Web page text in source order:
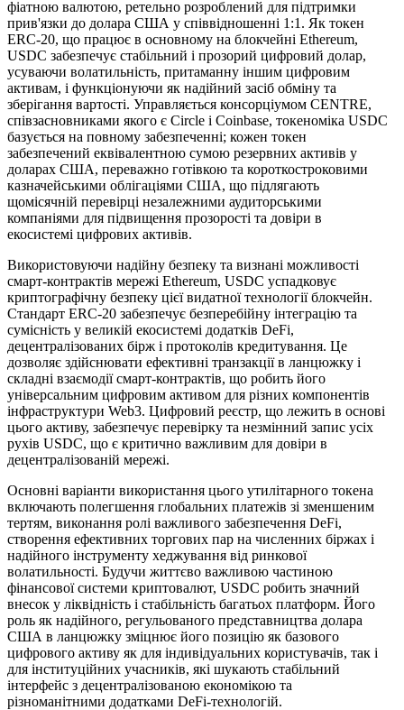
фіатною валютою, ретельно розроблений для підтримки
прив'язки до долара США у співвідношенні 1:1. Як токен
ERC-20, що працює в основному на блокчейні Ethereum,
USDC забезпечує стабільний і прозорий цифровий долар,
усуваючи волатильність, притаманну іншим цифровим
активам, і функціонуючи як надійний засіб обміну та
зберігання вартості. Управляється консорціумом CENTRE,
співзасновниками якого є Circle і Coinbase, токеноміка USDC
базується на повному забезпеченні; кожен токен
забезпечений еквівалентною сумою резервних активів у
доларах США, переважно готівкою та короткостроковими
казначейськими облігаціями США, що підлягають
щомісячній перевірці незалежними аудиторськими
компаніями для підвищення прозорості та довіри в
екосистемі цифрових активів.
Використовуючи надійну безпеку та визнані можливості
смарт-контрактів мережі Ethereum, USDC успадковує
криптографічну безпеку цієї видатної технології блокчейн.
Стандарт ERC-20 забезпечує безперебійну інтеграцію та
сумісність у великій екосистемі додатків DeFi,
децентралізованих бірж і протоколів кредитування. Це
дозволяє здійснювати ефективні транзакції в ланцюжку і
складні взаємодії смарт-контрактів, що робить його
універсальним цифровим активом для різних компонентів
інфраструктури Web3. Цифровий реєстр, що лежить в основі
цього активу, забезпечує перевірку та незмінний запис усіх
рухів USDC, що є критично важливим для довіри в
децентралізованій мережі.
Основні варіанти використання цього утилітарного токена
включають полегшення глобальних платежів зі зменшеним
тертям, виконання ролі важливого забезпечення DeFi,
створення ефективних торгових пар на численних біржах і
надійного інструменту хеджування від ринкової
волатильності. Будучи життєво важливою частиною
фінансової системи криптовалют, USDC робить значний
внесок у ліквідність і стабільність багатьох платформ. Його
роль як надійного, регульованого представництва долара
США в ланцюжку зміцнює його позицію як базового
цифрового активу як для індивідуальних користувачів, так і
для інституційних учасників, які шукають стабільний
інтерфейс з децентралізованою економікою та
різноманітними додатками DeFi-технологій.